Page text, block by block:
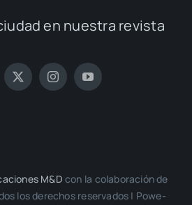
en nues­tra revis­ta
M&D con la cola­bo­ra­ción de
los dere­chos reser­va­dos | Powe­